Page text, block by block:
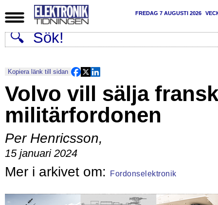
FREDAG 7 AUGUSTI 2026
Kopiera länk till sidan
Volvo vill sälja
militärfordonen
Per Henricsson,
15 januari 2024
Fordonselektronik